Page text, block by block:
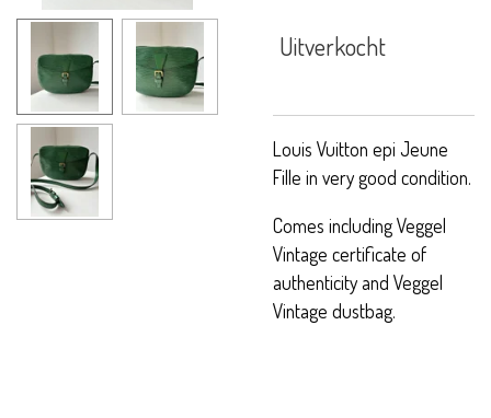
Uitverkocht
Louis Vuitton epi Jeune
Fille in very good condition.
Comes including Veggel
Vintage certificate of
authenticity and Veggel
Vintage dustbag.